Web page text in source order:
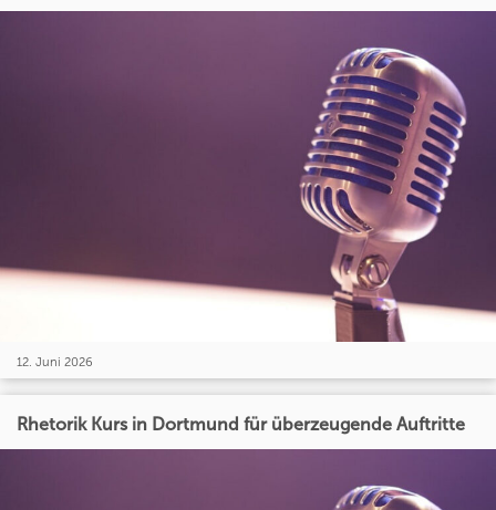
12. Juni 2026
Rhetorik Kurs in Dortmund für überzeugende Auftritte